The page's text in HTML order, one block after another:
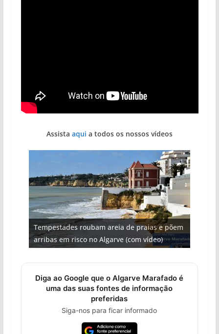
Assista aqui a todos os nossos vídeos
Tempestades roubam areia de praias e põem
arribas em risco no Algarve (com vídeo)
Projeto milionário: investimento de 108
milhões de euros na construção de dois
hotéis (com vídeo)
Foto do dia: uma cidade algarvia que cresceu
entre redes e fábricas
Milagre da água. Fontes emblemáticas do
Algarve voltam a ter vida (com vídeo)
Tapas do mar a 3 euros cada. Nova rota
gastronómica nasce no Algarve
Diga ao Google que o Algarve Marafado é
uma das suas fontes de informação
preferidas
Siga-nos para ficar informado